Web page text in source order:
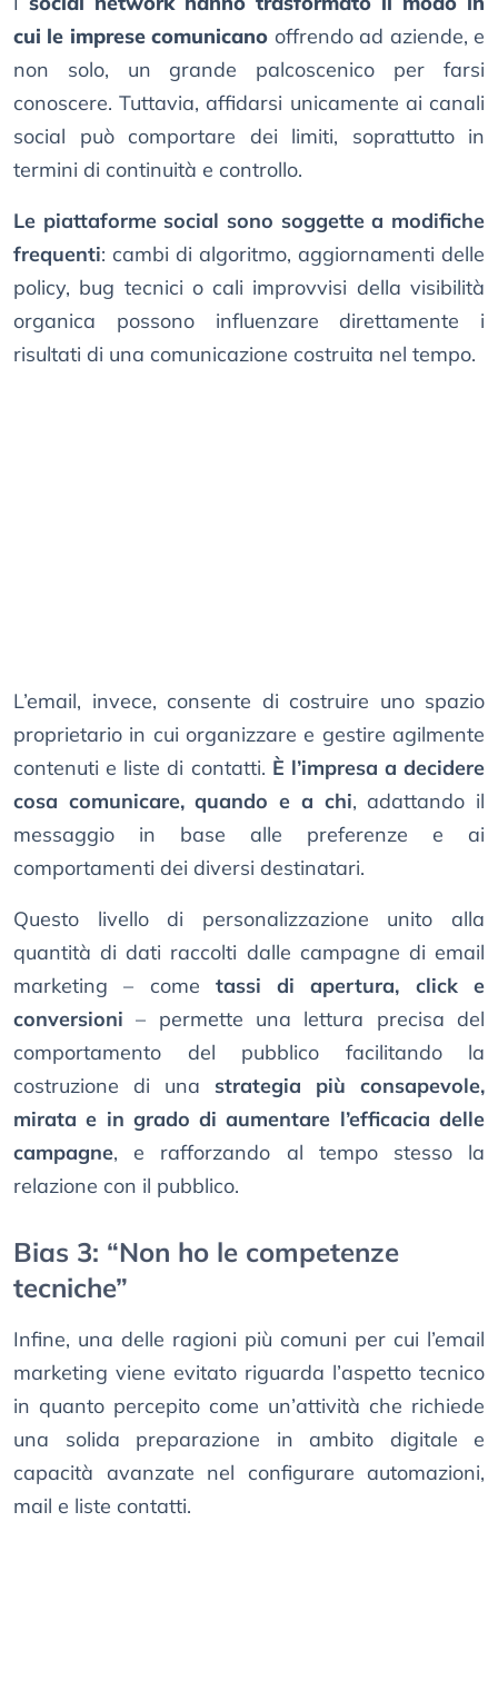
cui le imprese comunicano offrendo ad aziende, e
non solo, un grande palcoscenico per farsi
conoscere. Tuttavia, affidarsi unicamente ai canali
social può comportare dei limiti, soprattutto in
termini di continuità e controllo.
Le piattaforme social sono soggette a modifiche
frequenti: cambi di algoritmo, aggiornamenti delle
policy, bug tecnici o cali improvvisi della visibilità
organica possono influenzare direttamente i
risultati di una comunicazione costruita nel tempo.
L’email, invece, consente di costruire uno spazio
proprietario in cui organizzare e gestire agilmente
contenuti e liste di contatti. È l’impresa a decidere
cosa comunicare, quando e a chi, adattando il
messaggio in base alle preferenze e ai
comportamenti dei diversi destinatari.
Questo livello di personalizzazione unito alla
quantità di dati raccolti dalle campagne di email
marketing – come tassi di apertura, click e
conversioni – permette una lettura precisa del
comportamento del pubblico facilitando la
costruzione di una strategia più consapevole,
mirata e in grado di aumentare l’efficacia delle
campagne, e rafforzando al tempo stesso la
relazione con il pubblico.
Bias 3: “Non ho le competenze
tecniche”
Infine, una delle ragioni più comuni per cui l’email
marketing viene evitato riguarda l’aspetto tecnico
in quanto percepito come un’attività che richiede
una solida preparazione in ambito digitale e
capacità avanzate nel configurare automazioni,
mail e liste contatti.